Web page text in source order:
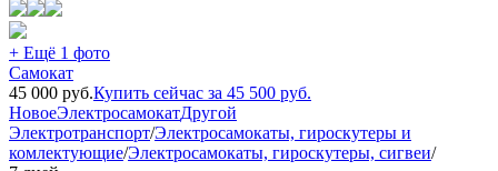
+ Ещё 1 фото
Самокат
45 000 руб.Купить сейчас за 45 500 руб.
НовоеЭлектросамокатДругой
Электротранспорт/Электросамокаты, гироскутеры и
комлектующие/Электросамокаты, гироскутеры, сигвеи/